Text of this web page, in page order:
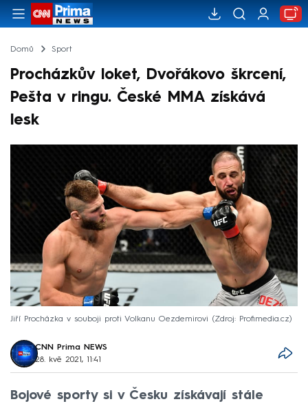
Domů Sport
Procházkův loket, Dvořákovo škrcení,
Pešta v ringu. České MMA získává
lesk
Jiří Procházka v souboji proti Volkanu Oezdemirovi Zdroj: Profimedia.cz
CNN Prima NEWS
28. kvě 2021, 11:41
Bojové sporty si v Česku získávají stále